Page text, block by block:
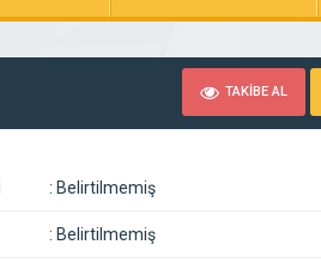
TAKİBE AL
: Belirtilmemiş
: Belirtilmemiş